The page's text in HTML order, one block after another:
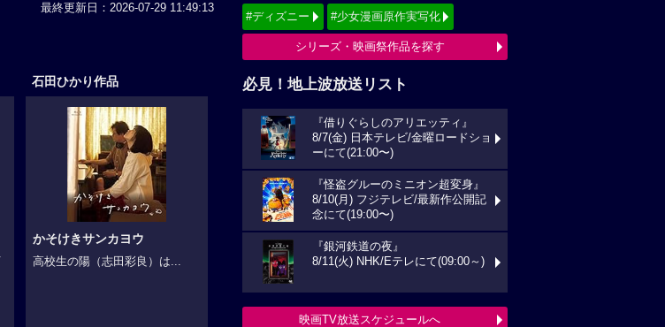
最終更新日：2026-07-29 11:49:13
石田ひかり作品
かそけきサンカヨウ
高校生の陽（志田彩良）は...
#ディズニー #少女漫画原作実写化
シリーズ・映画祭作品を探す
必見！地上波放送リスト
『借りぐらしのアリエッティ』
8/7(金) 日本テレビ/金曜ロードショ
ーにて(21:00〜)
『怪盗グルーのミニオン超変身』
8/10(月) フジテレビ/最新作公開記
念にて(19:00〜)
『銀河鉄道の夜』
8/11(火) NHK/Eテレにて(09:00～)
映画TV放送スケジュールへ